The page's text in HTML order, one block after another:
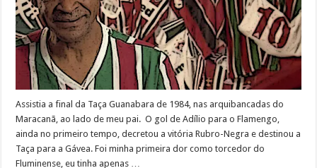
Assistia a final da Taça Guanabara de 1984, nas arquibancadas do
Maracanã, ao lado de meu pai. O gol de Adílio para o Flamengo,
ainda no primeiro tempo, decretou a vitória Rubro-Negra e destinou a
Taça para a Gávea. Foi minha primeira dor como torcedor do
Fluminense, eu tinha apenas …